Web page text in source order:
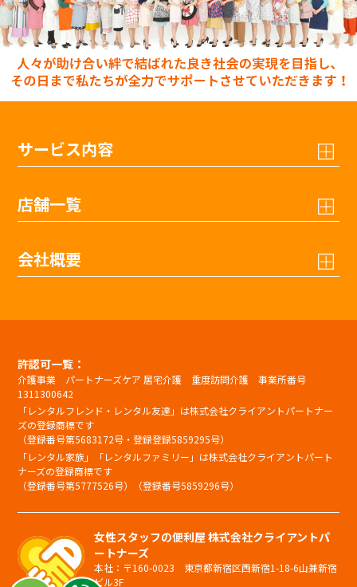
サービス内容
店舗一覧
会社概要
許認可一覧：
介護事業 パートナーズケア 居宅介護 重度訪問介護 事業所番号
1311300642
「レンタルフレンド・レンタル友達」は株式会社クライアントパートナー
ズの登録商標です
（登録番号第5683172号・登録登録5859295号）
「レンタル家族」「レンタルファミリー」は株式会社クライアントパート
ナーズの登録商標です
（登録番号第5777526号）（登録番号5859296号）
女性スタッフの便利屋 株式会社クライアントパ
ートナーズ
本社：〒160-0023 東京都新宿区西新宿1-18-6山兼新宿
ビル3F